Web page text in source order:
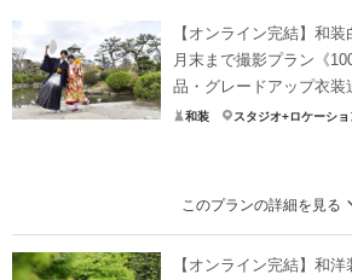
【オンライン完結】和
月末まで撮影プラン《
品・グレードアップ衣装
和装 スタジオ+ロケーショ
このプランの詳細を見る
来店は撮影日だけ。準備はオンラインで完結。だ
までにご撮影完了していただく方向けプラン
【オンライン完結】和